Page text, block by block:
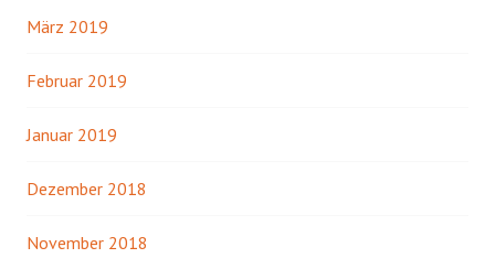
März 2019
Februar 2019
Januar 2019
Dezember 2018
November 2018